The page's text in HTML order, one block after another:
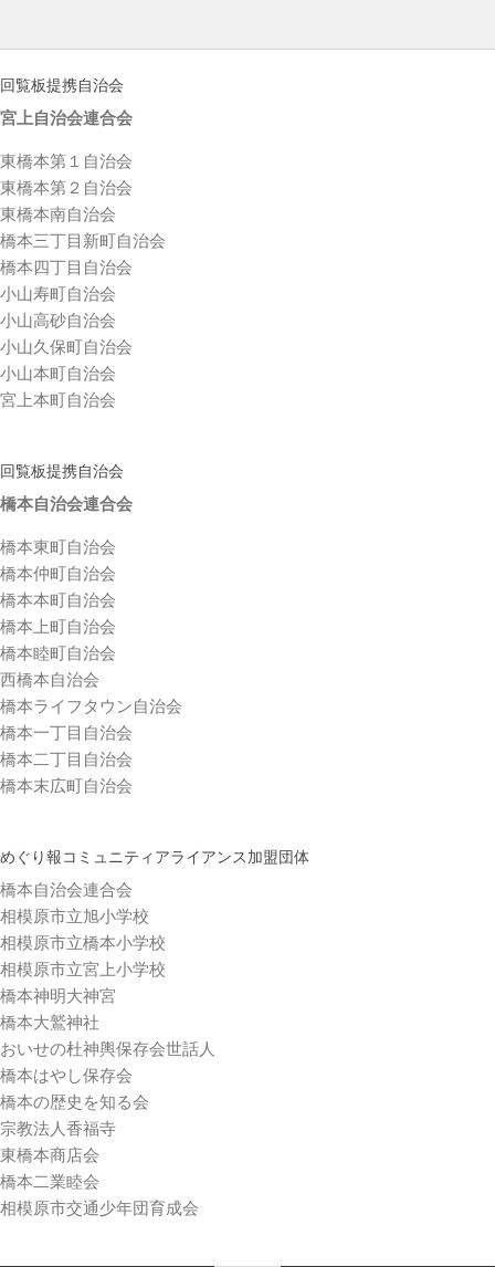
回覧板提携自治会
宮上自治会連合会
東橋本第１自治会
東橋本第２自治会
東橋本南自治会
橋本三丁目新町自治会
橋本四丁目自治会
小山寿町自治会
小山高砂自治会
小山久保町自治会
小山本町自治会
宮上本町自治会
回覧板提携自治会
橋本自治会連合会
橋本東町自治会
橋本仲町自治会
橋本本町自治会
橋本上町自治会
橋本睦町自治会
西橋本自治会
橋本ライフタウン自治会
橋本一丁目自治会
橋本二丁目自治会
橋本末広町自治会
めぐり報コミュニティアライアンス加盟団体
橋本自治会連合会
相模原市立旭小学校
相模原市立橋本小学校
相模原市立宮上小学校
橋本神明大神宮
橋本大鷲神社
おいせの杜神輿保存会世話人
橋本はやし保存会
橋本の歴史を知る会
宗教法人香福寺
東橋本商店会
橋本二業睦会
相模原市交通少年団育成会